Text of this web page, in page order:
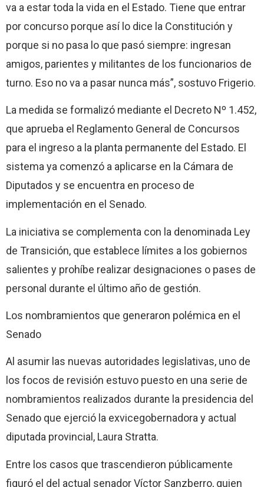
va a estar toda la vida en el Estado. Tiene que entrar
por concurso porque así lo dice la Constitución y
porque si no pasa lo que pasó siempre: ingresan
amigos, parientes y militantes de los funcionarios de
turno. Eso no va a pasar nunca más”, sostuvo Frigerio.
La medida se formalizó mediante el Decreto Nº 1.452,
que aprueba el Reglamento General de Concursos
para el ingreso a la planta permanente del Estado. El
sistema ya comenzó a aplicarse en la Cámara de
Diputados y se encuentra en proceso de
implementación en el Senado.
La iniciativa se complementa con la denominada Ley
de Transición, que establece límites a los gobiernos
salientes y prohíbe realizar designaciones o pases de
personal durante el último año de gestión.
Los nombramientos que generaron polémica en el
Senado
Al asumir las nuevas autoridades legislativas, uno de
los focos de revisión estuvo puesto en una serie de
nombramientos realizados durante la presidencia del
Senado que ejerció la exvicegobernadora y actual
diputada provincial, Laura Stratta.
Entre los casos que trascendieron públicamente
figuró el del actual senador Víctor Sanzberro, quien